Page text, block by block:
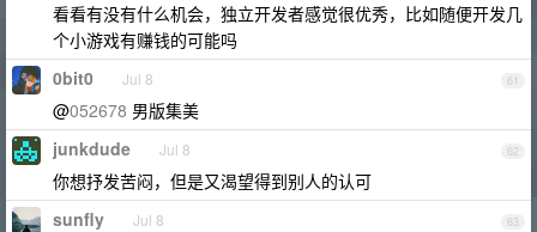
看看有没有什么机会，独立开发者感觉很优秀，比如随便开发几
个小游戏有赚钱的可能吗
61
0bit0 Jul 8
@052678 男版集美
62
junkdude Jul 8
你想抒发苦闷，但是又渴望得到别人的认可
63
sunfly Jul 8